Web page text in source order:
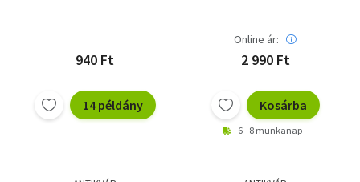
940 Ft
14 példány
Online ár:
2 990 Ft
Kosárba
6 - 8 munkanap